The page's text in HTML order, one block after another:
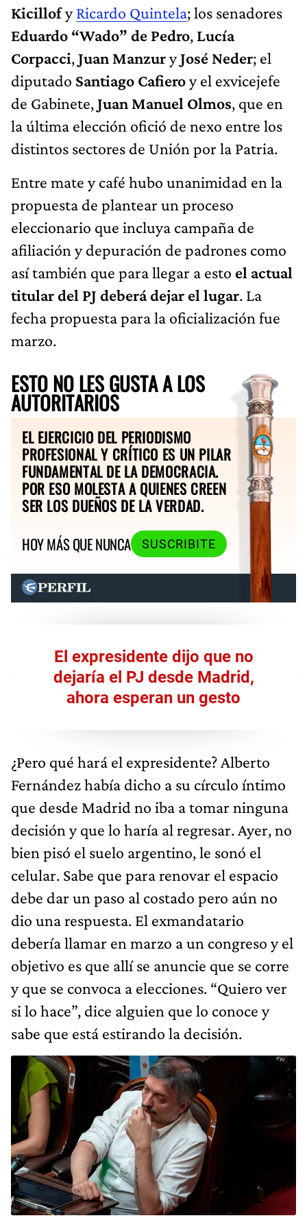
KicillofyRicardo Quintela; los senadores
Eduardo “Wado” de Pedro, Lucía
Corpacci,Juan ManzuryJosé Neder; el
diputado Santiago Cafieroy el exvicejefe
de Gabinete,Juan Manuel Olmos, que en
la última elección ofició de nexo entre los
distintos sectores de Unión por la Patria.
Entre mate y café hubo unanimidad en la
propuesta de plantear un proceso
eleccionario que incluya campaña de
afiliación y depuración de padrones como
así también que para llegar a esto el actual
titular del PJ deberá dejar el lugar. La
fecha propuesta para la oficialización fue
marzo.
ESTO NO LES GUSTA A LOS
AUTORITARIOS
EL EJERCICIO DEL PERIODISMO
PROFESIONAL Y CRÍTICO ES UN PILAR
FUNDAMENTAL DE LA DEMOCRACIA.
POR ESO MOLESTA A QUIENES CREEN
SER LOS DUEÑOS DE LA VERDAD.
HOY MÁS QUE NUNCA
SUSCRIBITE
El expresidente dijo que no
dejaría el PJ desde Madrid,
ahora esperan un gesto
¿Pero qué hará el expresidente? Alberto
Fernández había dicho a su círculo íntimo
que desde Madrid no iba a tomar ninguna
decisión y que lo haría al regresar. Ayer, no
bien pisó el suelo argentino, le sonó el
celular. Sabe que para renovar el espacio
debe dar un paso al costado pero aún no
dio una respuesta. El exmandatario
debería llamar en marzo a un congreso y el
objetivo es que allí se anuncie que se corre
y que se convoca a elecciones. “Quiero ver
si lo hace”, dice alguien que lo conoce y
sabe que está estirando la decisión.